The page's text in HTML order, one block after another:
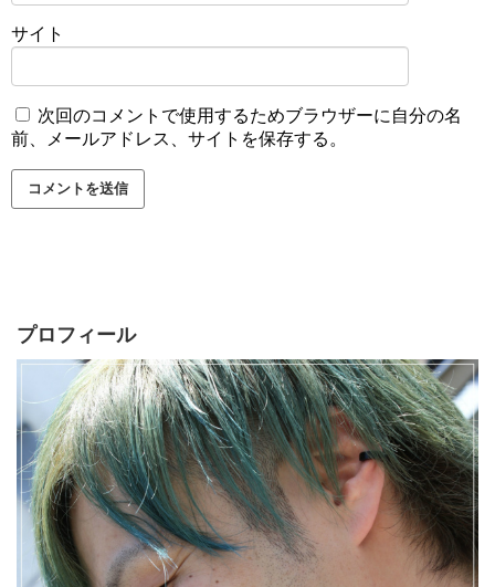
サイト
次回のコメントで使用するためブラウザーに自分の名
前、メールアドレス、サイトを保存する。
プロフィール